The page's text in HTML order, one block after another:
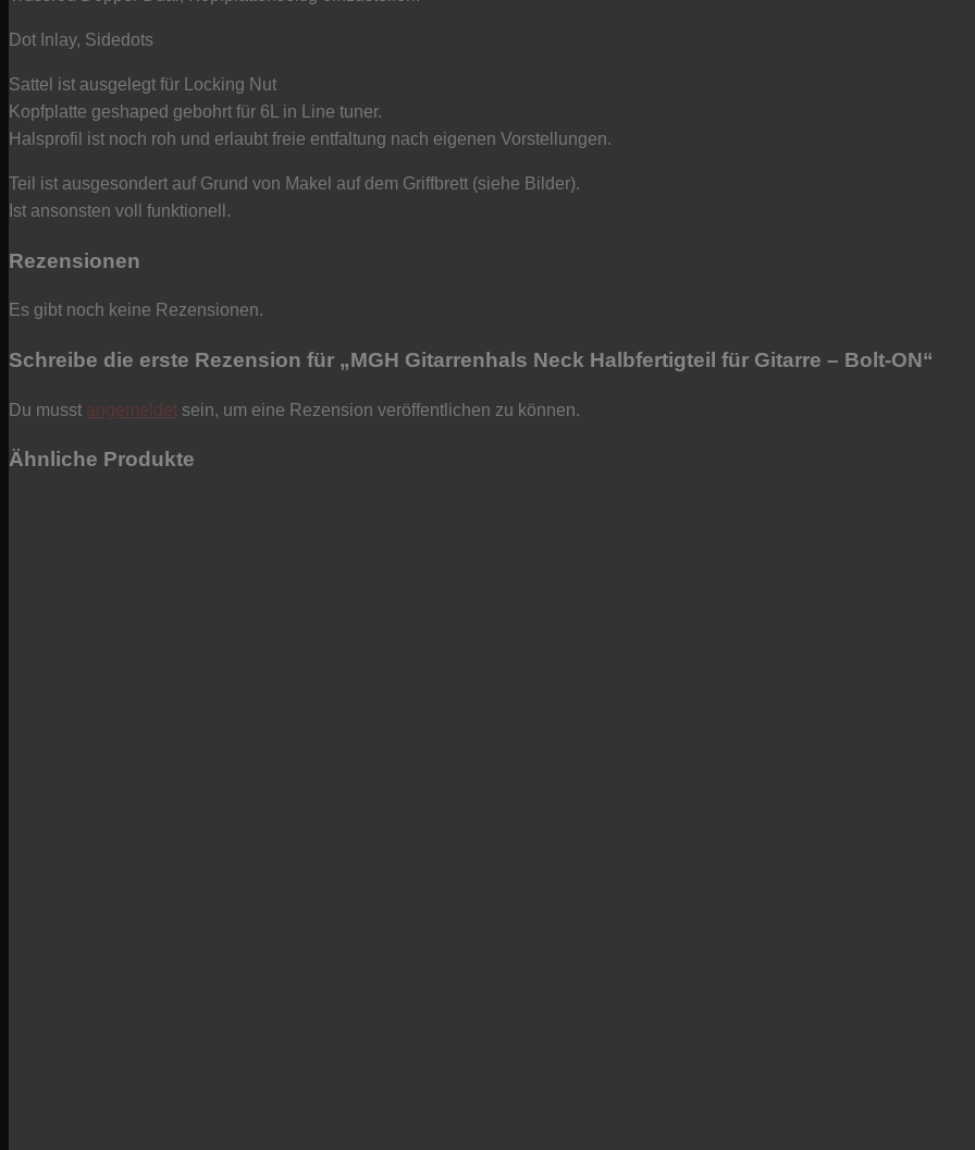
Dot Inlay, Sidedots
Sattel ist ausgelegt für Locking Nut
Kopfplatte geshaped gebohrt für 6L in Line tuner.
Halsprofil ist noch roh und erlaubt freie entfaltung nach eigenen Vorstellungen.
Teil ist ausgesondert auf Grund von Makel auf dem Griffbrett (siehe Bilder).
Ist ansonsten voll funktionell.
Rezensionen
Es gibt noch keine Rezensionen.
Schreibe die erste Rezension für „MGH Gitarrenhals Neck Halbfertigteil für Gitarre – Bolt-ON“
Du musst angemeldet sein, um eine Rezension veröffentlichen zu können.
Ähnliche Produkte